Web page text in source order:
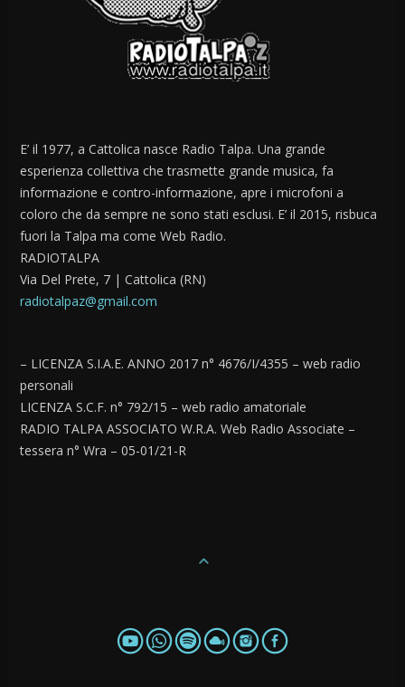
E’ il 1977, a Cattolica nasce Radio Talpa. Una grande
esperienza collettiva che trasmette grande musica, fa
informazione e contro-informazione, apre i microfoni a
coloro che da sempre ne sono stati esclusi. E’ il 2015, risbuca
fuori la Talpa ma come Web Radio.
RADIOTALPA
Via Del Prete, 7 | Cattolica (RN)
radiotalpaz@gmail.com
– LICENZA S.I.A.E. ANNO 2017 n° 4676/I/4355 – web radio
personali
LICENZA S.C.F. n° 792/15 – web radio amatoriale
RADIO TALPA ASSOCIATO W.R.A. Web Radio Associate –
tessera n° Wra – 05-01/21-R